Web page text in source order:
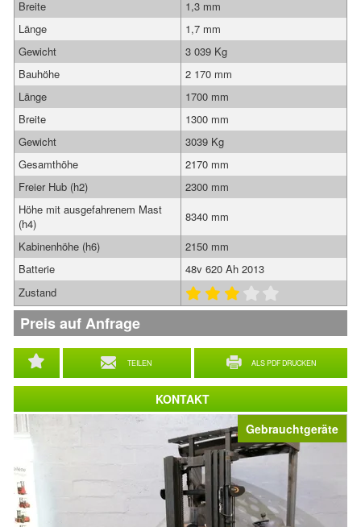
Gebrauchtgeräte
TEILEN ALS PDF DRUCKEN
Breite
1,3 mm
Länge
1,7 mm
Gewicht
3 039 Kg
Bauhöhe
2 170 mm
Länge
1700 mm
Breite
1300 mm
Gewicht
3039 Kg
Gesamthöhe
2170 mm
Freier Hub (h2)
2300 mm
Höhe mit ausgefahrenem Mast
(h4)
8340 mm
Kabinenhöhe (h6)
2150 mm
Batterie
48v 620 Ah 2013
Zustand
Preis auf Anfrage
KONTAKT